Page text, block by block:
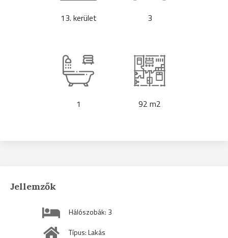
13. kerület 3
1 92 m2
Jellemzők
Hálószobák: 3
Típus: Lakás